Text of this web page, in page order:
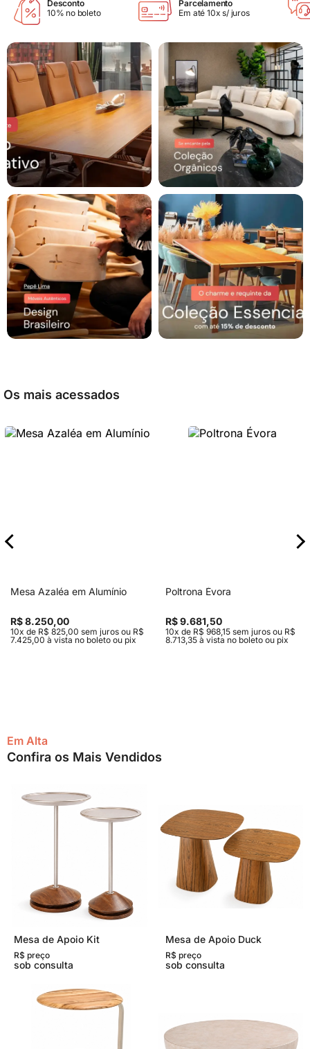
Desconto
10% no boleto
Parcelamento
Em até 10x s/ juros
Os mais acessados
Mesa Azaléa em Alumínio
R$ 8.250,00
10x de R$ 825,00 sem juros ou R$
7.425,00 à vista no boleto ou pix
Poltrona Évora
R$ 9.681,50
10x de R$ 968,15 sem juros ou R$
8.713,35 à vista no boleto ou pix
Em Alta
Confira os Mais Vendidos
Mesa de Apoio Kit
R$ preço
sob consulta
Mesa de Apoio Duck
R$ preço
sob consulta